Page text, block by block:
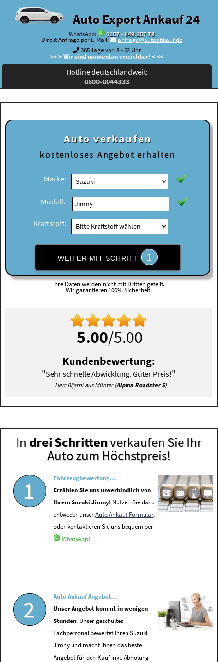
Auto Export Ankauf 24
WhatsApp:
0157 - 849 157 78
Direkt Anfrage per E-Mail:
anfrage@autoabkauf.de
365 Tage von 8 - 22 Uhr
>> > Wir sind momentan erreichbar! < <<
Hotline deutschlandweit:
0800-0044333
Auto verkaufen
kostenloses Angebot erhalten
Marke:
Modell:
Kraftstoff:
WEITER MIT SCHRITT 1
Ihre Daten werden nicht mit Dritten geteilt.
Wir garantieren 100% Sicherheit.
5.00/5.00
Kundenbewertung:
"Sehr schnelle Abwicklung. Guter Preis!"
Herr Bijarni aus Münter (Alpina Roadster S)
In drei Schrittenverkaufen Sie Ihr
Auto zum Höchstpreis!
1
Fahrzeugbewertung...
Erzählen Sie uns unverbindlich von
Ihrem Suzuki Jimny! Nutzen Sie dazu
entweder unserAuto Ankauf Formular,
oder kontaktieren Sie uns bequem per
WhatsApp!
2
Auto Ankauf Angebot...
Unser Angebot kommt in wenigen
Stunden. Unser geschultes
Fachpersonal bewertet Ihren Suzuki
Jimny und macht ihnen das beste
Angebot für den Kauf inkl. Abholung